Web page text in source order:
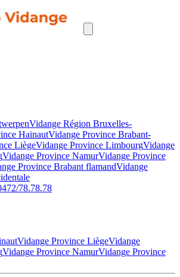
Vidange Région Bruxelles-
HainautVidange Province Brabant-
LiègeVidange Province LimbourgVidange
Vidange Province NamurVidange Province
Province Brabant flamandVidange
78.78.78
Vidange Province LiègeVidange
Vidange Province NamurVidange Province